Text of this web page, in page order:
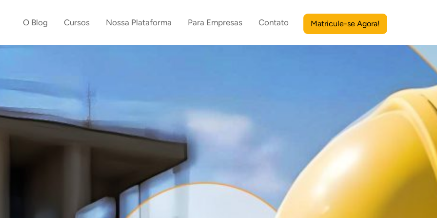
Matricule-se Agora!
O Blog Cursos Nossa Plataforma Para Empresas Contato